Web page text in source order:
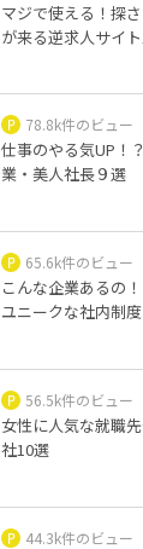
マジで使える！探
が来る逆求人サイ
78.8k件のビュー
仕事のやる気UP！
業・美人社長９選
65.6k件のビュー
こんな企業あるの
ユニークな社内制
56.5k件のビュー
女性に人気な就職
社10選
44.3k件のビュー